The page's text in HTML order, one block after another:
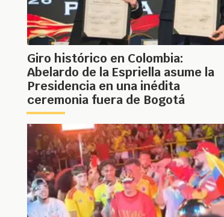
Giro histórico en Colombia:
Abelardo de la Espriella asume la
Presidencia en una inédita
ceremonia fuera de Bogotá